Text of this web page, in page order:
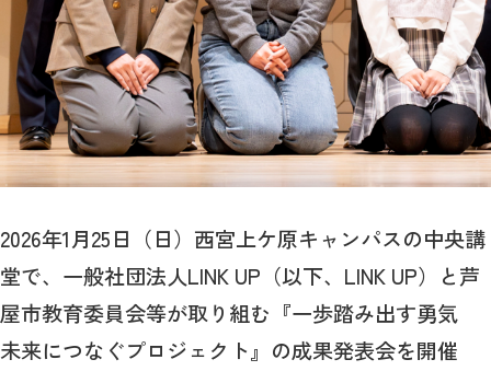
2026年1月25日（日）西宮上ケ原キャンパスの中央講
堂で、一般社団法人LINK UP（以下、LINK UP）と芦
屋市教育委員会等が取り組む『一歩踏み出す勇気
未来につなぐプロジェクト』の成果発表会を開催